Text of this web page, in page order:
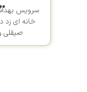
سرویس
خانه ای زد
صیقلی